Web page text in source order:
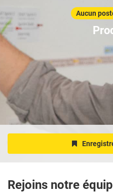
Aucun
Rejoins notre